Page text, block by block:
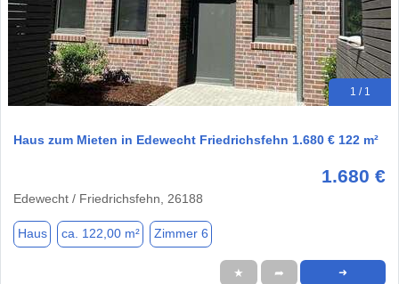
1 / 1
Haus zum Mieten in Edewecht Friedrichsfehn 1.680 € 122 m²
1.680 €
Edewecht / Friedrichsfehn, 26188
Haus ca. 122,00 m² Zimmer 6
★ ➦ ➜